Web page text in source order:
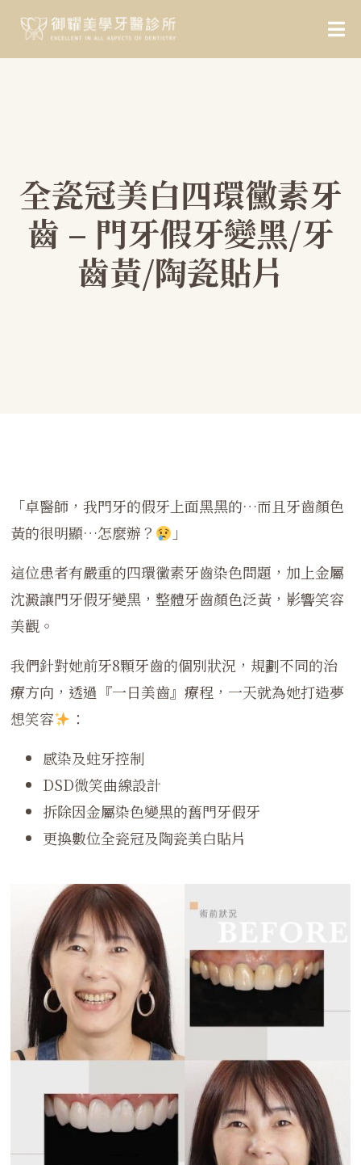
全瓷冠美白四環黴素牙
齒 – 門牙假牙變黑/牙
齒黃/陶瓷貼片
「卓醫師，我門牙的假牙上面黑黑的…而且牙齒顏色
黃的很明顯…怎麼辦？
」
這位患者有嚴重的四環黴素牙齒染色問題，加上金屬
沈澱讓門牙假牙變黑，整體牙齒顏色泛黃，影響笑容
美觀。
我們針對她前牙8顆牙齒的個別狀況，規劃不同的治
療方向，透過『一日美齒』療程，一天就為她打造夢
想笑容
：
感染及蛀牙控制
DSD微笑曲線設計
拆除因金屬染色變黑的舊門牙假牙
更換數位全瓷冠及陶瓷美白貼片